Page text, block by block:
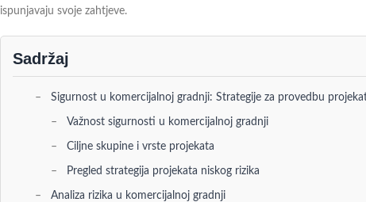
ispunjavaju svoje zahtjeve.
Sadržaj
Sigurnost u komercijalnoj gradnji: Strategije za provedbu
Važnost sigurnosti u komercijalnoj gradnji
Ciljne skupine i vrste projekata
Pregled strategija projekata niskog rizika
Analiza rizika u komercijalnoj gradnji